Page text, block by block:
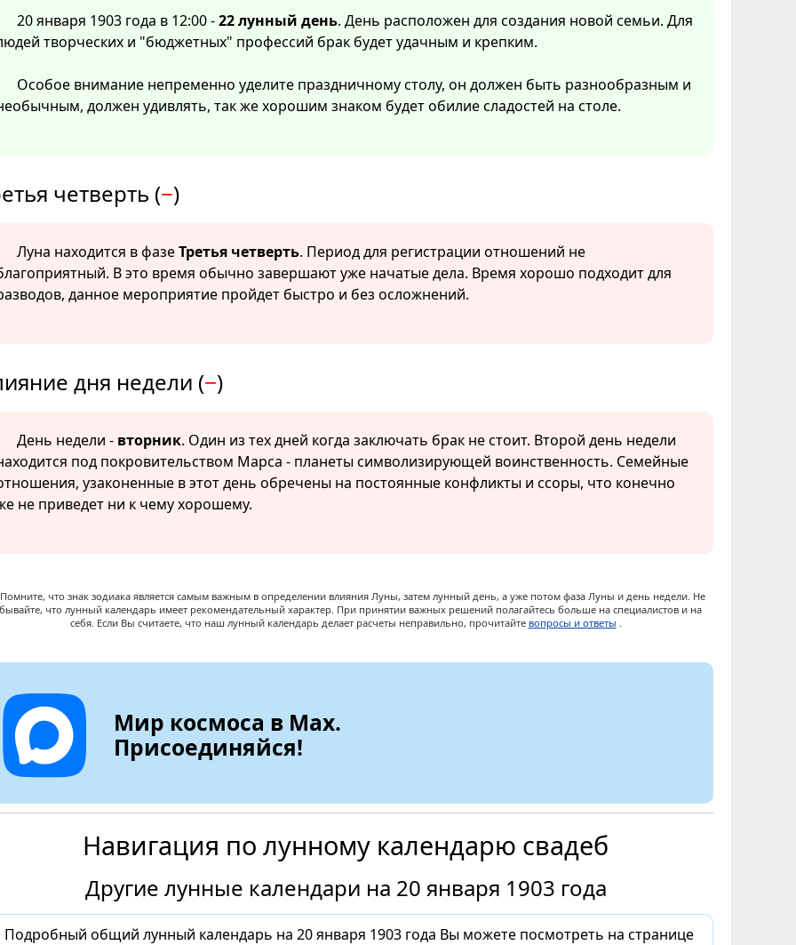
20 января 1903 года в 12:00 -22 лунный день. День расположен для создания новой семьи. Для
творческих и "бюджетных" профессий брак будет удачным и крепким.
Особое внимание непременно уделите праздничному столу, он должен быть разнообразным и
должен удивлять, так же хорошим знаком будет обилие сладостей на столе.
четверть (−)
Луна находится в фазеТретья четверть. Период для регистрации отношений не
В это время обычно завершают уже начатые дела. Время хорошо подходит для
данное мероприятие пройдет быстро и без осложнений.
дня недели (−)
День недели - вторник. Один из тех дней когда заключать брак не стоит. Второй день недели
под покровительством Марса - планеты символизирующей воинственность. Семейные
узаконенные в этот день обречены на постоянные конфликты и ссоры, что конечно
не приведет ни к чему хорошему.
Помните, что знак зодиака является самым важным в определении влияния Луны, затем лунный день, а уже потом фаза Луны и день недели. Не
что лунный календарь имеет рекомендательный характер. При принятии важных решений полагайтесь больше на специалистов и на
себя. Если Вы считаете, что наш лунный календарь делает расчеты неправильно, прочитайте вопросы и ответы .
Мир космоса в Max.
Присоединяйся!
Навигация по лунному календарю свадеб
Другие лунные календари на 20 января 1903 года
Подробный общий лунный календарь на 20 января 1903 года Вы можете посмотреть на странице